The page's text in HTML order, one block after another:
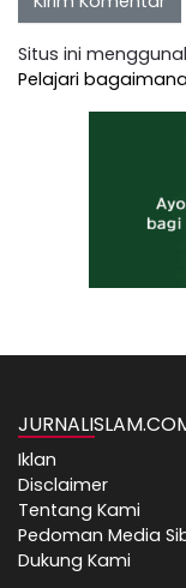
Situs ini
Pelajari
Iklan
Disclaimer
Tentang Kami
Pedoman Media
Dukung Kami